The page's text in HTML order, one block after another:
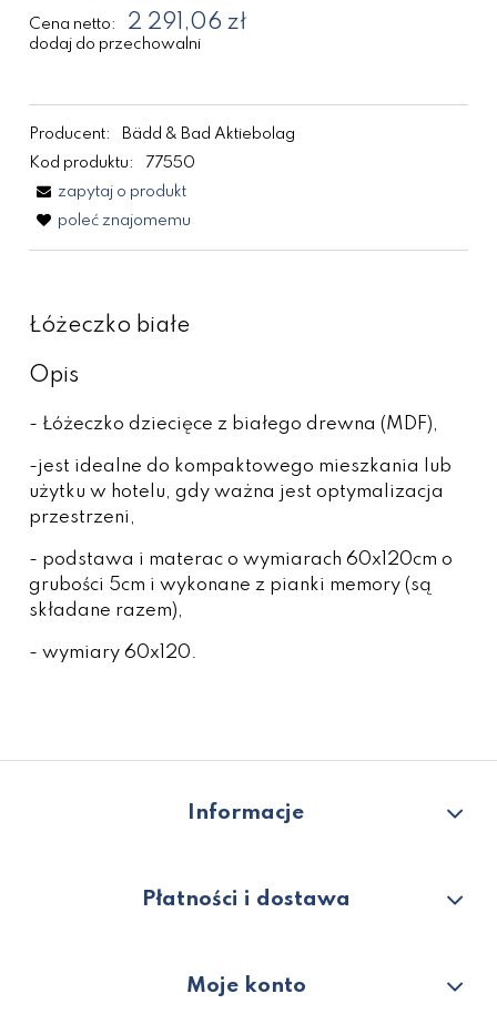
Cena netto: 2 291,06 zł
dodaj do przechowalni
Producent:
Bädd & Bad Aktiebolag
Kod produktu:
77550
zapytaj o produkt
poleć znajomemu
Łóżeczko białe
Opis
- Łóżeczko dziecięce z białego drewna (MDF),
-jest idealne do kompaktowego mieszkania lub
użytku w hotelu, gdy ważna jest optymalizacja
przestrzeni,
- podstawa i materac o wymiarach 60x120cm o
grubości 5cm i wykonane z pianki memory (są
składane razem),
- wymiary 60x120.
Informacje
Płatności i dostawa
Moje konto